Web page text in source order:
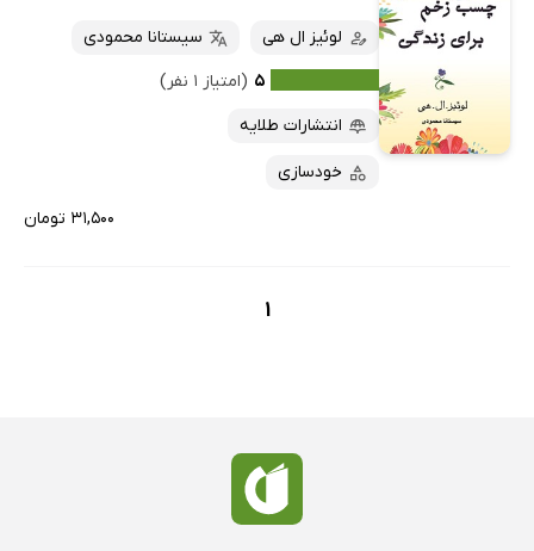
لوئیز ال هی
سیستانا محمودی
۵ (امتیاز ۱ نفر)
انتشارات طلایه
خودسازی
۳۱,۵۰۰ تومان
1